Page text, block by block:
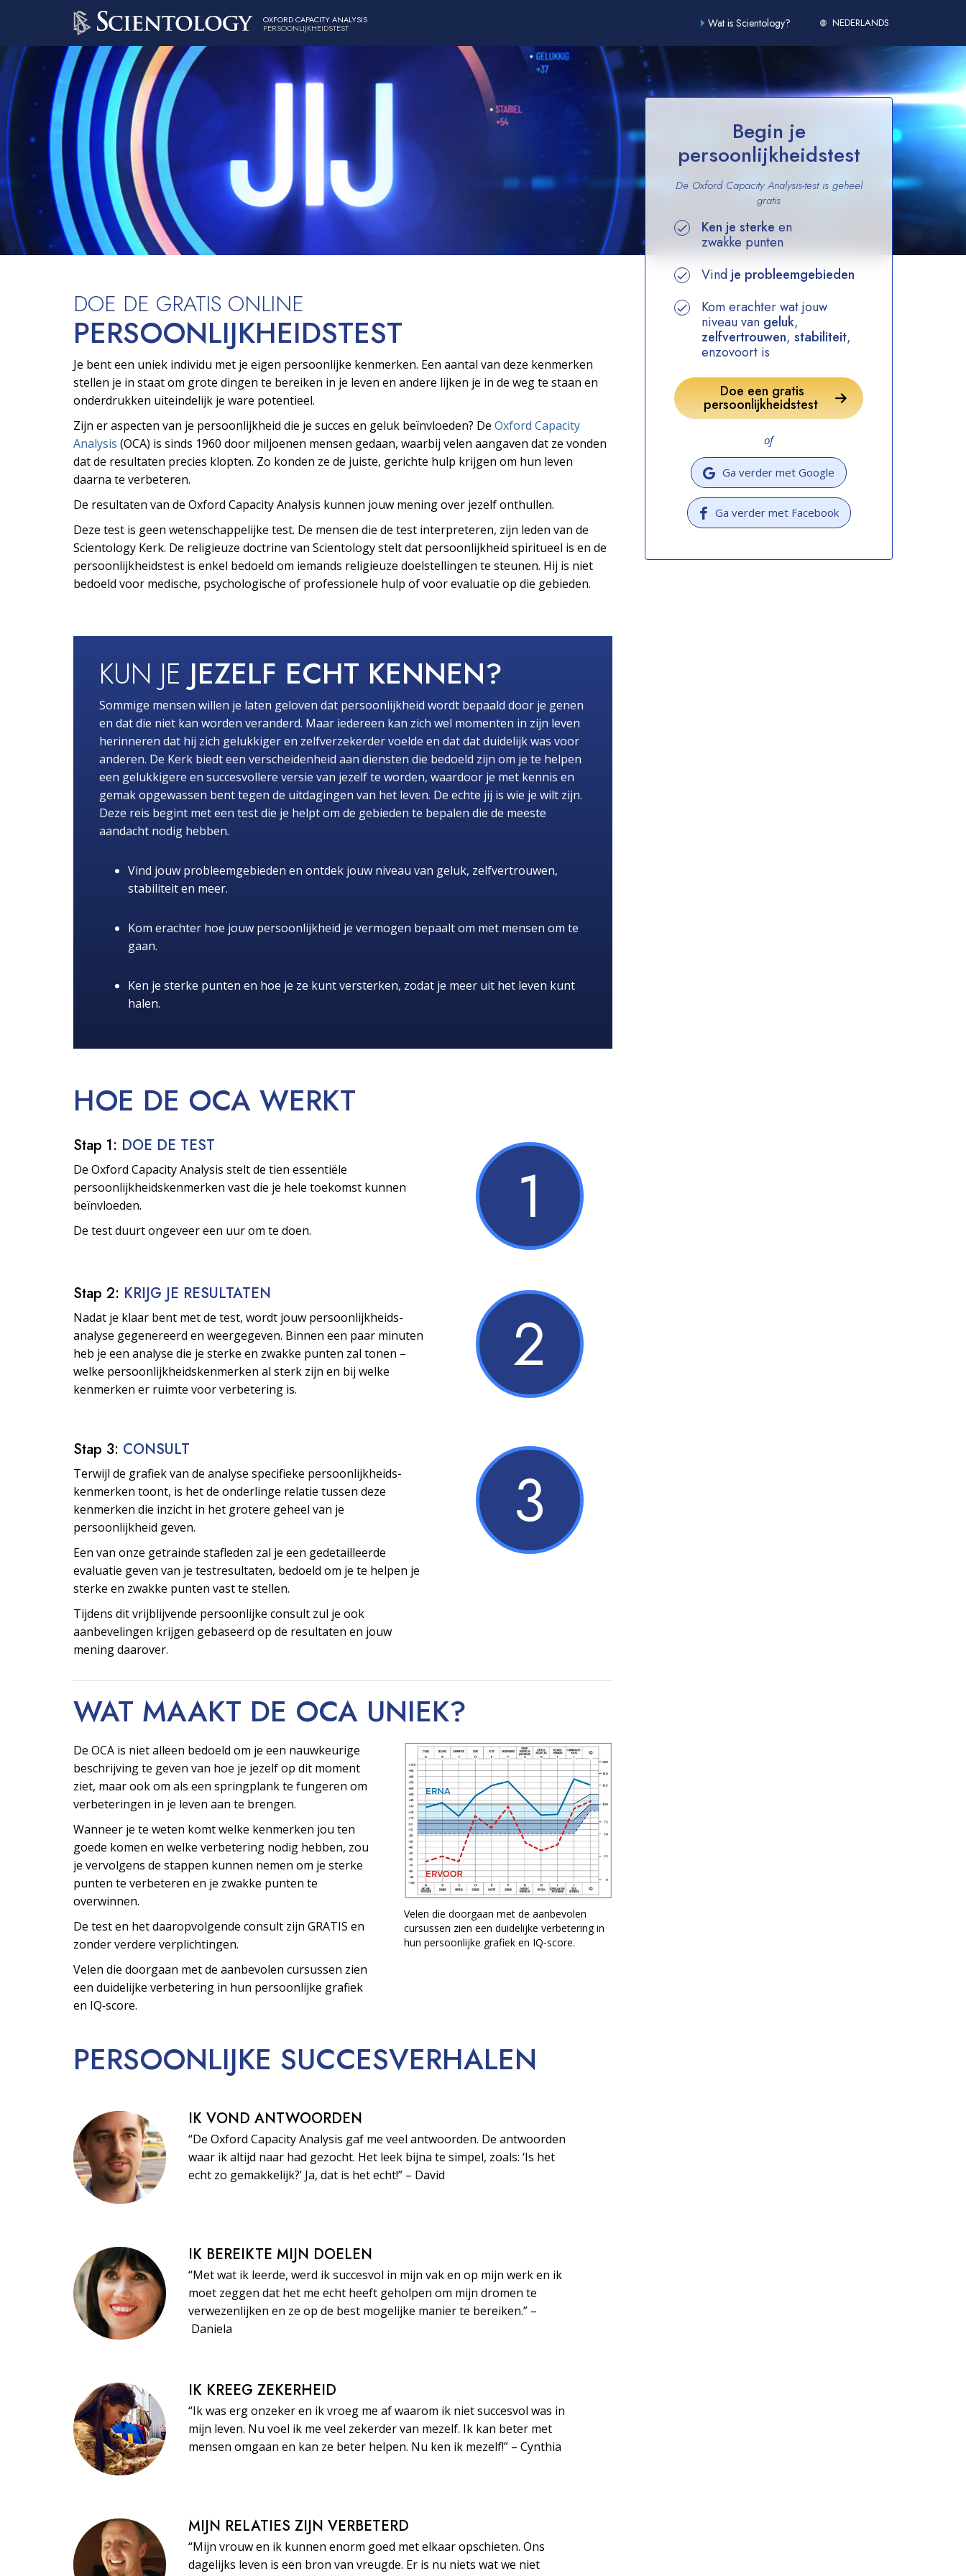
OXFORD CAPACITY ANALYSIS
PERSOONLIJKHEIDSTEST Wat is Scientology? NEDERLANDS
Begin je
persoonlijkheidstest
De Oxford Capacity Analysis-test is geheel
gratis
Ken je sterke en
zwakke punten
Vindje probleemgebieden
Kom erachter wat jouw
niveau van geluk,
zelfvertrouwen, stabiliteit,
enzovoort is
Doe een gratis
persoonlijkheidstest
of
Ga verder met Google
Ga verder met Facebook
DOE DE GRATIS ONLINE
PERSOONLIJKHEIDS­TEST
Je bent een uniek individu met je eigen persoonlijke kenmerken. Een aantal van deze kenmerken
stellen je in staat om grote dingen te bereiken in je leven en andere lijken je in de weg te staan en
onderdrukken uiteindelijk je ware potentieel.
Zijn er aspecten van je persoonlijkheid die je succes en geluk beïnvloeden? De Oxford Capacity
Analysis (OCA) is sinds 1960 door miljoenen mensen gedaan, waarbij velen aangaven dat ze vonden
dat de resultaten precies klopten. Zo konden ze de juiste, gerichte hulp krijgen om hun leven
daarna te verbeteren.
De resultaten van de Oxford Capacity Analysis kunnen jouw mening over jezelf onthullen.
Deze test is geen wetenschappelijke test. De mensen die de test interpreteren, zijn leden van de
Scientology Kerk. De religieuze doctrine van Scientology stelt dat persoonlijkheid spiritueel is en de
persoonlijkheidstest is enkel bedoeld om iemands religieuze doelstellingen te steunen. Hij is niet
bedoeld voor medische, psychologische of professionele hulp of voor evaluatie op die gebieden.
KUN JE JEZELF ECHT KENNEN?
Sommige mensen willen je laten geloven dat persoonlijkheid wordt bepaald door je genen
en dat die niet kan worden veranderd. Maar iedereen kan zich wel momenten in zijn leven
herinneren dat hij zich gelukkiger en zelfverzekerder voelde en dat dat duidelijk was voor
anderen. De Kerk biedt een verscheidenheid aan diensten die bedoeld zijn om je te helpen
een gelukkigere en succesvollere versie van jezelf te worden, waardoor je met kennis en
gemak opgewassen bent tegen de uitdagingen van het leven. De echte jij is wie je wilt zijn.
Deze reis begint met een test die je helpt om de gebieden te bepalen die de meeste
aandacht nodig hebben.
Vind jouw probleemgebieden en ontdek jouw niveau van geluk, zelfvertrouwen,
stabiliteit en meer.
Kom erachter hoe jouw persoonlijkheid je vermogen bepaalt om met mensen om te
gaan.
Ken je sterke punten en hoe je ze kunt versterken, zodat je meer uit het leven kunt
halen.
HOE DE OCA WERKT
Stap 1: DOE DE TEST
De Oxford Capacity Analysis stelt de tien essentiële
persoonlijkheids­kenmerken vast die je hele toekomst kunnen
beïnvloeden.
De test duurt ongeveer een uur om te doen.
1
Stap 2: KRIJG JE RESULTATEN
Nadat je klaar bent met de test, wordt jouw persoonlijkheids­
analyse gegenereerd en weergegeven. Binnen een paar minuten
heb je een analyse die je sterke en zwakke punten zal tonen –
welke persoonlijkheids­kenmerken al sterk zijn en bij welke
kenmerken er ruimte voor verbetering is.
2
Stap 3: CONSULT
Terwijl de grafiek van de analyse specifieke persoonlijkheids­
kenmerken toont, is het de onderlinge relatie tussen deze
kenmerken die inzicht in het grotere geheel van je
persoonlijkheid geven.
Een van onze getrainde stafleden zal je een gedetailleerde
evaluatie geven van je testresultaten, bedoeld om je te helpen je
sterke en zwakke punten vast te stellen.
Tijdens dit vrijblijvende persoonlijke consult zul je ook
aanbevelingen krijgen gebaseerd op de resultaten en jouw
mening daarover.
3
WAT MAAKT DE OCA UNIEK?
De OCA is niet alleen bedoeld om je een nauwkeurige
beschrijving te geven van hoe je jezelf op dit moment
ziet, maar ook om als een springplank te fungeren om
verbeteringen in je leven aan te brengen.
Wanneer je te weten komt welke kenmerken jou ten
goede komen en welke verbetering nodig hebben, zou
je vervolgens de stappen kunnen nemen om je sterke
punten te verbeteren en je zwakke punten te
overwinnen.
De test en het daaropvolgende consult zijn GRATIS en
zonder verdere verplichtingen.
Velen die doorgaan met de aanbevolen cursussen zien
een duidelijke verbetering in hun persoonlijke grafiek
en IQ‑score.
Velen die doorgaan met de aanbevolen
cursussen zien een duidelijke verbetering in
hun persoonlijke grafiek en IQ‑score.
PERSOONLIJKE SUCCESVERHALEN
IK VOND ANTWOORDEN
“De Oxford Capacity Analysis gaf me veel antwoorden. De antwoorden
waar ik altijd naar had gezocht. Het leek bijna te simpel, zoals: ‘Is het
echt zo gemakkelijk?’ Ja, dat is het echt!” – David
IK BEREIKTE MIJN DOELEN
“Met wat ik leerde, werd ik succesvol in mijn vak en op mijn werk en ik
moet zeggen dat het me echt heeft geholpen om mijn dromen te
verwezenlijken en ze op de best mogelijke manier te bereiken.” –
Daniela
IK KREEG ZEKERHEID
“Ik was erg onzeker en ik vroeg me af waarom ik niet succesvol was in
mijn leven. Nu voel ik me veel zekerder van mezelf. Ik kan beter met
mensen omgaan en kan ze beter helpen. Nu ken ik mezelf!” – Cynthia
MIJN RELATIES ZIJN VERBETERD
“Mijn vrouw en ik kunnen enorm goed met elkaar opschieten. Ons
dagelijks leven is een bron van vreugde. Er is nu niets wat we niet